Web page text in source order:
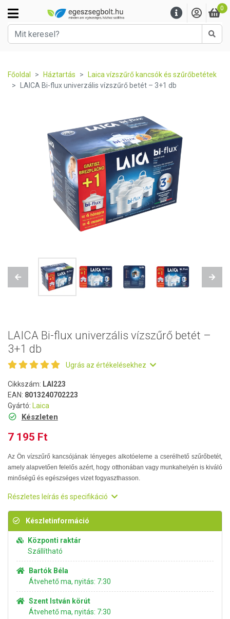
0
Főoldal Háztartás
Laica vízszűrő kancsók és szűrőbetétek
LAICA Bi-flux univerzális vízszűrő betét – 3+1 db
Previous Next
LAICA Bi-flux univerzális vízszűrő betét –
3+1 db
Ugrás az értékelésekhez
Cikkszám: LAI223
EAN: 8013240702223
Gyártó: Laica
Készleten
7 195 Ft
Az Ön vízszűrő kancsójának lényeges alkotóeleme a cserélhető szűrőbetét,
amely alapvetően felelős azért, hogy otthonában vagy munkahelyén is kiváló
minőségű és egészséges vizet fogyaszthasson.
Részletes leírás és specifikáció
Készletinformáció
Központi raktár
Szállítható
Bartók Béla
Átvehető ma, nyitás: 7:30
Szent István körút
Átvehető ma, nyitás: 7:30